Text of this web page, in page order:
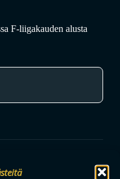
F-liigakauden alusta